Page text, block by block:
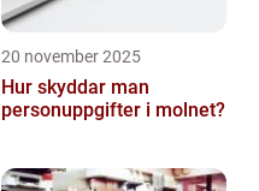
20 november 2025
Hur skyddar man
personuppgifter i molnet?